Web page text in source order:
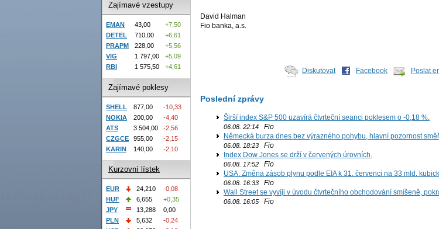
David Halman
Fio banka, a.s.
Diskutovat Facebook Poslat
Poslední zprávy
Širší index S&P 500 uzavírá čtvrteční seanci poklesem o -0,18 %.
06.08. 22:14 Fio
Německá burza dnes bez výrazného pohybu, hlavní pozornost
06.08. 18:23 Fio
Index Dow Jones se drží v červených úrovních.
06.08. 17:52 Fio
USA: Změna zásob plynu podle EIA k 31. červenci na 33 mld.
06.08. 16:33 Fio
Wall Street se vyvíji v úvodu čtvrtečního obchodování smíšeně,
06.08. 16:05 Fio
Zajímavé vzestupy
EMAN 43,00
+7,50
DETEL
710,00
+6,61
PRAPM
228,00
+5,56
VIG
1 797,00
+5,09
RBI
1 575,50 +4,61
Zajímavé poklesy
SHELL 877,00
-10,33
NOKIA
200,00
-4,40
ATS
3 504,00
-2,56
CZGCE
955,00
-2,15
KARIN
140,00 -2,10
Kurzovní lístek
EUR 24,210
-0,08
HUF
6,655
+0,35
JPY
13,288
0,00
PLN
5,632
-0,24